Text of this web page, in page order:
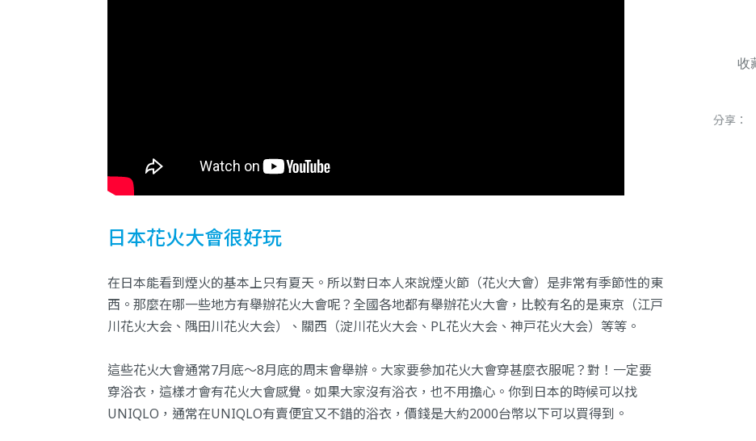
日本花火大會很好玩
在日本能看到煙火的基本上只有夏天。所以對日本人來說煙火節（花火大會）是非常有季節性的東
西。那麼在哪一些地方有舉辦花火大會呢？全國各地都有舉辦花火大會，比較有名的是東京（江戸
川花火大会、隅田川花火大会）、關西（淀川花火大会、PL花火大会、神戸花火大会）等等。
這些花火大會通常7月底～8月底的周末會舉辦。大家要參加花火大會穿甚麼衣服呢？對！一定要
穿浴衣，這樣才會有花火大會感覺。如果大家沒有浴衣，也不用擔心。你到日本的時候可以找
UNIQLO，通常在UNIQLO有賣便宜又不錯的浴衣，價錢是大約2000台幣以下可以買得到。
分享：